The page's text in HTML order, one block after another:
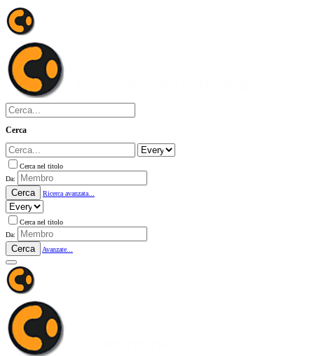
Cerca
Cerca nel titolo
Da:
Cerca Ricerca avanzata...
Cerca nel titolo
Da:
Cerca Avanzate...